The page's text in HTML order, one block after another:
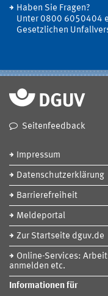
Haben Sie Fragen?
Unter 0800 6050404
Gesetzlichen
Seitenfeedback
Impressum
Datenschutzerklärung
Barrierefreiheit
Meldeportal
Zur Startseite dguv.de
Online-Services:
anmelden etc.
Informationen für